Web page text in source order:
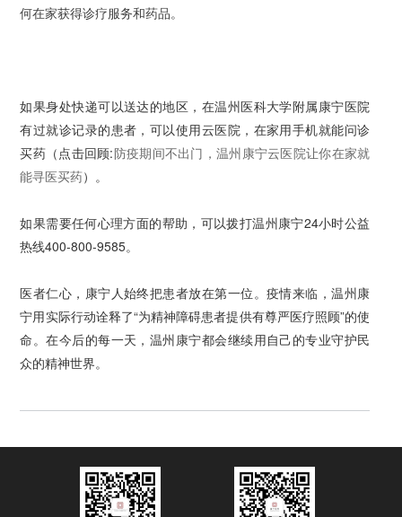
何在家获得诊疗服务和药品。
如果身处快递可以送达的地区，在温州医科大学附属康宁医院
有过就诊记录的患者，可以使用云医院，在家用手机就能问诊
买药（点击回顾:防疫期间不出门，温州康宁云医院让你在家就
能寻医买药）。
如果需要任何心理方面的帮助，可以拨打温州康宁24小时公益
热线400-800-9585。
医者仁心，康宁人始终把患者放在第一位。疫情来临，温州康
宁用实际行动诠释了“为精神障碍患者提供有尊严医疗照顾”的使
命。在今后的每一天，温州康宁都会继续用自己的专业守护民
众的精神世界。